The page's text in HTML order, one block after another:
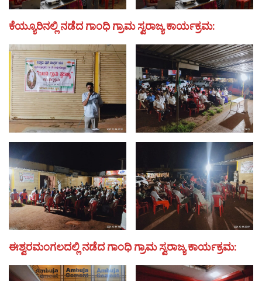
ಕೆಯ್ಯೂರಿನಲ್ಲಿ ನಡೆದ ಗಾಂಧಿ ಗ್ರಾಮ ಸ್ವರಾಜ್ಯ ಕಾರ್ಯಕ್ರಮ:
ಈಶ್ವರಮಂಗಲದಲ್ಲಿ ನಡೆದ ಗಾಂಧಿ ಗ್ರಾಮ ಸ್ವರಾಜ್ಯ ಕಾರ್ಯಕ್ರಮ: